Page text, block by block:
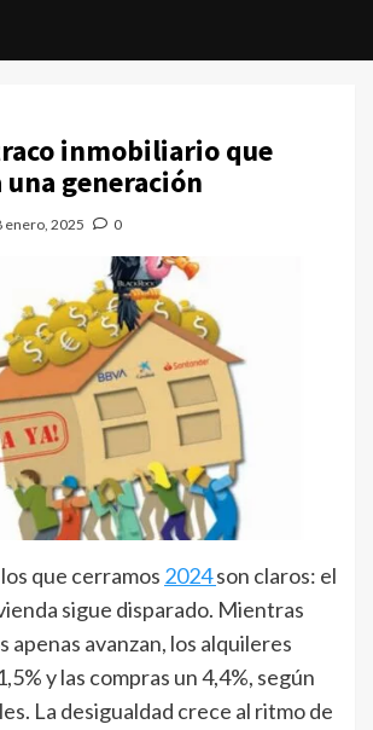
inmobiliario que
una generación
enero, 2025 0
que cerramos 2024son claros: el
sigue disparado. Mientras
apenas avanzan, los alquileres
y las compras un 4,4%, según
La desigualdad crece al ritmo de